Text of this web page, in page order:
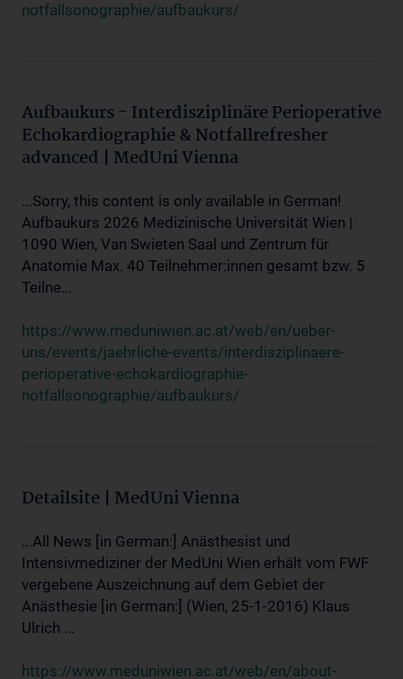
notfallsonographie/aufbaukurs/
Aufbaukurs - Interdisziplinäre Perioperative
Echokardiographie & Notfallrefresher
advanced | MedUni Vienna
...Sorry, this content is only available in German!
Aufbaukurs 2026 Medizinische Universität Wien |
1090 Wien, Van Swieten Saal und Zentrum für
Anatomie Max. 40 Teilnehmer:innen gesamt bzw. 5
Teilne...
https://www.meduniwien.ac.at/web/en/ueber-
uns/events/jaehrliche-events/interdisziplinaere-
perioperative-echokardiographie-
notfallsonographie/aufbaukurs/
Detailsite | MedUni Vienna
...All News [in German:] Anästhesist und
Intensivmediziner der MedUni Wien erhält vom FWF
vergebene Auszeichnung auf dem Gebiet der
Anästhesie [in German:] (Wien, 25-1-2016) Klaus
Ulrich ...
https://www.meduniwien.ac.at/web/en/about-